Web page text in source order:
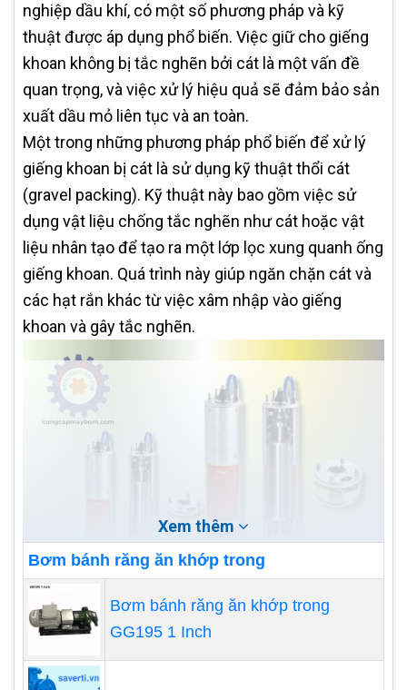
nghiệp dầu khí, có một số phương pháp và kỹ
thuật được áp dụng phổ biến. Việc giữ cho giếng
khoan không bị tắc nghẽn bởi cát là một vấn đề
quan trọng, và việc xử lý hiệu quả sẽ đảm bảo sản
xuất dầu mỏ liên tục và an toàn.
Một trong những phương pháp phổ biến để xử lý
giếng khoan bị cát là sử dụng kỹ thuật thổi cát
(gravel packing). Kỹ thuật này bao gồm việc sử
dụng vật liệu chống tắc nghẽn như cát hoặc vật
liệu nhân tạo để tạo ra một lớp lọc xung quanh ống
giếng khoan. Quá trình này giúp ngăn chặn cát và
các hạt rắn khác từ việc xâm nhập vào giếng
khoan và gây tắc nghẽn.
Một phương pháp khác là sử dụng hóa chất xử lý
để loại bỏ cát và tạo điều kiện thuận lợi cho quá
trình sản xuất dầu mỏ. Các hóa chất này thường
Xem thêm
Bơm bánh răng ăn khớp trong
Bơm bánh răng ăn khớp trong
GG195 1 Inch